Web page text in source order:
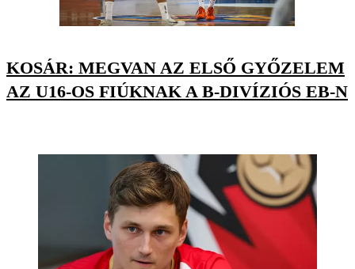
KOSÁR: MEGVAN AZ ELSŐ GYŐZELEM
AZ U16-OS FIÚKNAK A B-DIVÍZIÓS EB-N